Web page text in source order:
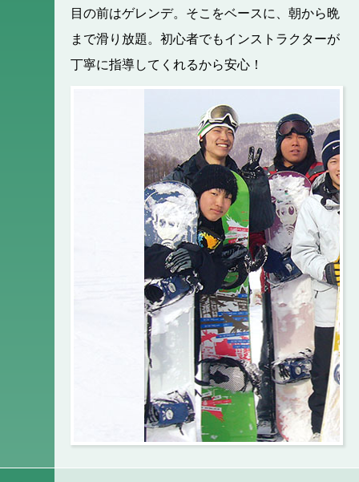
目の前はゲレンデ。そこをベースに、朝から晩
まで滑り放題。初心者でもインストラクターが
丁寧に指導してくれるから安心！